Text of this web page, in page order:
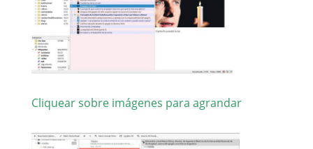
Cliquear sobre imágenes para agrandar